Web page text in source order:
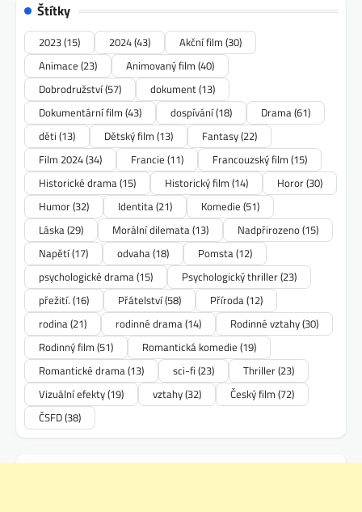
Štítky
2023(15) 2024(43) Akční film (30)
Animace (23) Animovaný film (40)
Dobrodružství(57) dokument(13)
Dokumentární film (43) dospívání(18) Drama(61)
děti (13) Dětský film (13) Fantasy(22)
Film 2024(34) Francie (11) Francouzský film (15)
Historické drama(15) Historický film (14) Horor(30)
Humor(32) Identita(21) Komedie (51)
Láska(29) Morální dilemata(13) Nadpřirozeno(15)
Napětí(17) odvaha(18) Pomsta(12)
psychologické drama(15) Psychologický thriller(23)
přežití. (16) Přátelství(58) Příroda(12)
rodina(21) rodinné drama(14) Rodinné vztahy(30)
Rodinný film (51) Romantická komedie (19)
Romantické drama(13) sci-fi (23) Thriller(23)
Vizuální efekty(19) vztahy(32) Český film (72)
ČSFD(38)